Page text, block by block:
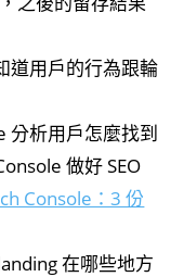
道用戶的行為跟輪
分析用戶怎麼找到
做好 SEO
Console：3 份
在哪些地方